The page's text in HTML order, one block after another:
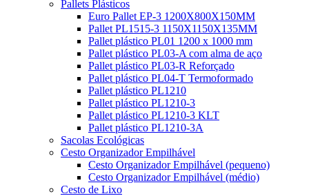
Pallets Plásticos
Euro Pallet EP-3 1200X800X150MM
Pallet PL1515-3 1150X1150X135MM
Pallet plástico PL01 1200 x 1000 mm
Pallet plástico PL03-A com alma de aço
Pallet plástico PL03-R Reforçado
Pallet plástico PL04-T Termoformado
Pallet plástico PL1210
Pallet plástico PL1210-3
Pallet plástico PL1210-3 KLT
Pallet plástico PL1210-3A
Sacolas Ecológicas
Cesto Organizador Empilhável
Cesto Organizador Empilhável (pequeno)
Cesto Organizador Empilhável (médio)
Cesto de Lixo